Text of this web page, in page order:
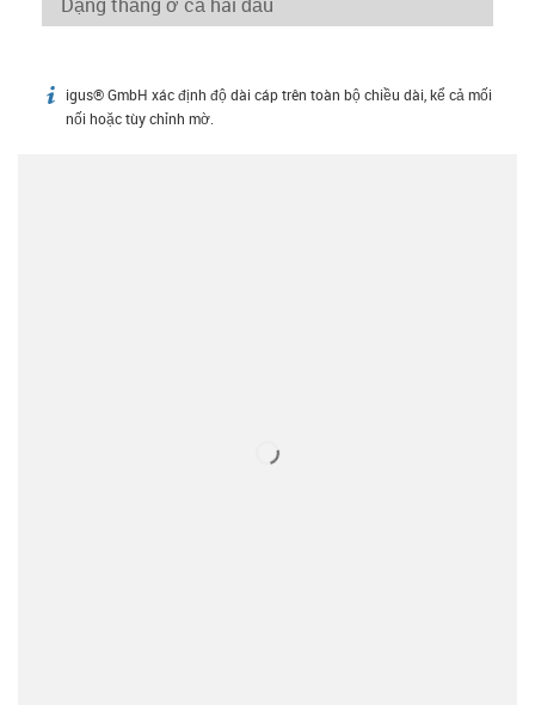
igus-icon-info
igus® GmbH xác định độ dài cáp trên toàn bộ chiều dài, kể cả mối
nối hoặc tùy chỉnh mờ.